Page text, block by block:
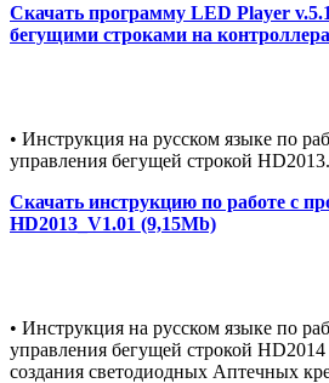
Скачать программу LED Player
бегущими строками на
• Инструкция на русском языке по
управления бегущей строкой HD2013.
Скачать инструкцию по работе с
HD2013_V1.01 (9,15Mb)
• Инструкция на русском языке по
управления бегущей строкой
создания светодиодных Аптечных